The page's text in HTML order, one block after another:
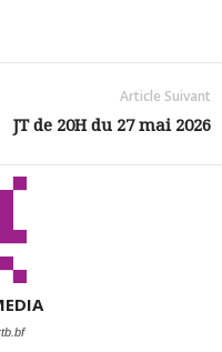
Article Suivant
JT de 20H du 27 mai 2026